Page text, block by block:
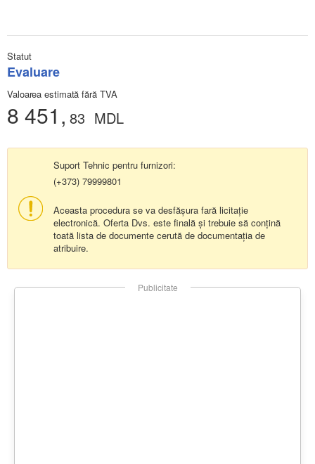
Statut
Evaluare
Valoarea estimată fără TVA
8 451, 83 MDL
Suport Tehnic pentru furnizori:
(+373) 79999801
Aceasta procedura se va desfășura fară licitație
electronică. Oferta Dvs. este finală și trebuie să conțină
toată lista de documente cerută de documentația de
atribuire.
Publicitate